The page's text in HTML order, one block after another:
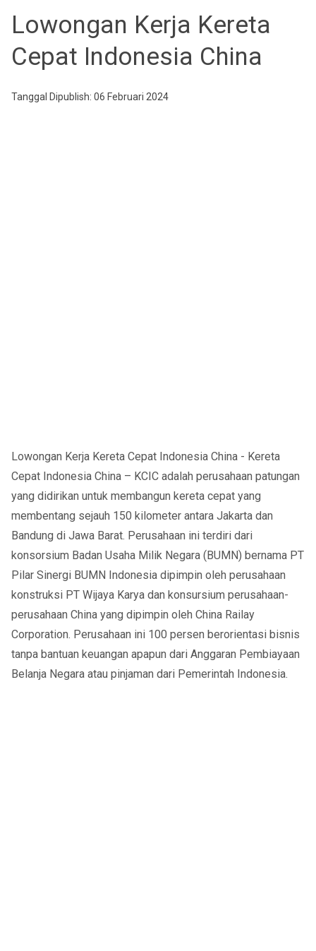
Lowongan Kerja Kereta
Cepat Indonesia China
Tanggal Dipublish: 06 Februari 2024
Lowongan Kerja Kereta Cepat Indonesia China - Kereta
Cepat Indonesia China – KCIC adalah perusahaan patungan
yang didirikan untuk membangun kereta cepat yang
membentang sejauh 150 kilometer antara Jakarta dan
Bandung di Jawa Barat. Perusahaan ini terdiri dari
konsorsium Badan Usaha Milik Negara (BUMN) bernama PT
Pilar Sinergi BUMN Indonesia dipimpin oleh perusahaan
konstruksi PT Wijaya Karya dan konsursium perusahaan-
perusahaan China yang dipimpin oleh China Railay
Corporation. Perusahaan ini 100 persen berorientasi bisnis
tanpa bantuan keuangan apapun dari Anggaran Pembiayaan
Belanja Negara atau pinjaman dari Pemerintah Indonesia.